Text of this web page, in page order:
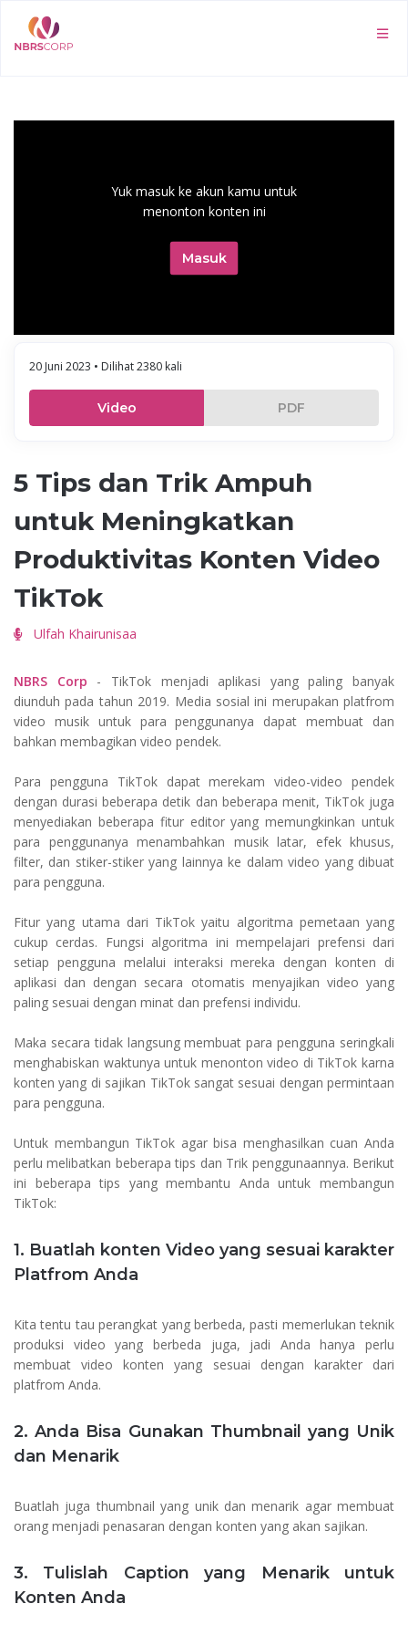
Yuk masuk ke akun kamu untuk
menonton konten ini
Masuk
20 Juni 2023 • Dilihat 2380 kali
Video PDF
5 Tips dan Trik Ampuh
untuk Meningkatkan
Produktivitas Konten Video
TikTok
Ulfah Khairunisaa
NBRS Corp - TikTok menjadi aplikasi yang paling banyak
diunduh pada tahun 2019. Media sosial ini merupakan platfrom
video musik untuk para penggunanya dapat membuat dan
bahkan membagikan video pendek.
Para pengguna TikTok dapat merekam video-video pendek
dengan durasi beberapa detik dan beberapa menit, TikTok juga
menyediakan beberapa fitur editor yang memungkinkan untuk
para penggunanya menambahkan musik latar, efek khusus,
filter, dan stiker-stiker yang lainnya ke dalam video yang dibuat
para pengguna.
Fitur yang utama dari TikTok yaitu algoritma pemetaan yang
cukup cerdas. Fungsi algoritma ini mempelajari prefensi dari
setiap pengguna melalui interaksi mereka dengan konten di
aplikasi dan dengan secara otomatis menyajikan video yang
paling sesuai dengan minat dan prefensi individu.
Maka secara tidak langsung membuat para pengguna seringkali
menghabiskan waktunya untuk menonton video di TikTok karna
konten yang di sajikan TikTok sangat sesuai dengan permintaan
para pengguna.
Untuk membangun TikTok agar bisa menghasilkan cuan Anda
perlu melibatkan beberapa tips dan Trik penggunaannya. Berikut
ini beberapa tips yang membantu Anda untuk membangun
TikTok:
1. Buatlah konten Video yang sesuai karakter
Platfrom Anda
Kita tentu tau perangkat yang berbeda, pasti memerlukan teknik
produksi video yang berbeda juga, jadi Anda hanya perlu
membuat video konten yang sesuai dengan karakter dari
platfrom Anda.
2. Anda Bisa Gunakan Thumbnail yang Unik
dan Menarik
Buatlah juga thumbnail yang unik dan menarik agar membuat
orang menjadi penasaran dengan konten yang akan sajikan.
3. Tulislah Caption yang Menarik untuk
Konten Anda